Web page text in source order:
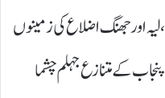
اور جھنگ اضلاع کی زمینوں
کے متنازع جہلم چشما